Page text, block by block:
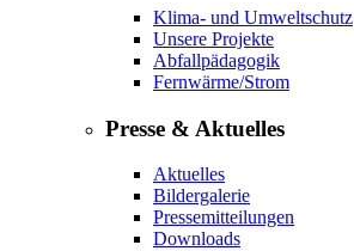
Klima- und Umweltschutz
Unsere Projekte
Abfallpädagogik
Fernwärme/Strom
Presse & Aktuelles
Aktuelles
Bildergalerie
Pressemitteilungen
Downloads